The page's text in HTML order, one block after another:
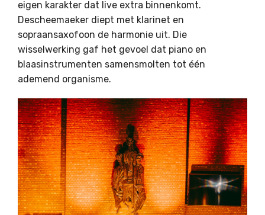
eigen karakter dat live extra binnenkomt.
Descheemaeker diept met klarinet en
sopraansaxofoon de harmonie uit. Die
wisselwerking gaf het gevoel dat piano en
blaasinstrumenten samensmolten tot één
ademend organisme.